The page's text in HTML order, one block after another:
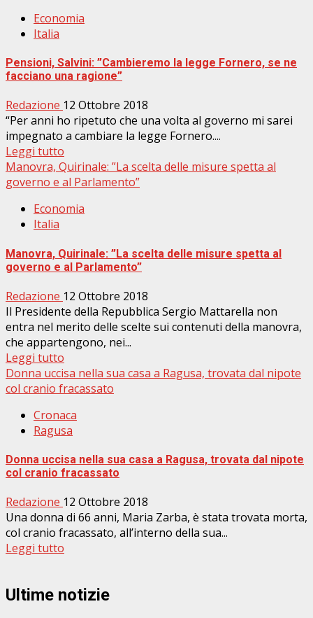
Economia
Italia
Pensioni, Salvini: ”Cambieremo la legge Fornero, se ne
facciano una ragione”
Redazione 12 Ottobre 2018
“Per anni ho ripetuto che una volta al governo mi sarei
impegnato a cambiare la legge Fornero....
Leggi tutto
Manovra, Quirinale: ”La scelta delle misure spetta al
governo e al Parlamento”
Economia
Italia
Manovra, Quirinale: ”La scelta delle misure spetta al
governo e al Parlamento”
Redazione 12 Ottobre 2018
Il Presidente della Repubblica Sergio Mattarella non
entra nel merito delle scelte sui contenuti della manovra,
che appartengono, nei...
Leggi tutto
Donna uccisa nella sua casa a Ragusa, trovata dal nipote
col cranio fracassato
Cronaca
Ragusa
Donna uccisa nella sua casa a Ragusa, trovata dal nipote
col cranio fracassato
Redazione 12 Ottobre 2018
Una donna di 66 anni, Maria Zarba, è stata trovata morta,
col cranio fracassato, all’interno della sua...
Leggi tutto
Ultime notizie